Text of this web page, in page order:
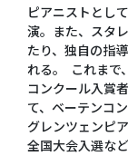
ピアニストとし
演。また、スタ
たり、独自の指
れる。 これまで
コンクール入賞
て、ベーテンコ
グレンツェンピ
全国大会入選な